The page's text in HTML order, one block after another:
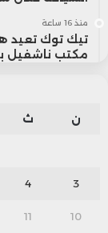
منذ 16 ساعة
تيك توك تعيد
مكتب ناشفيل بعد
ن ث
3
4
10
11